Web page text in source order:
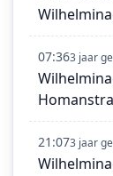
07:363 jaar
21:073 jaar